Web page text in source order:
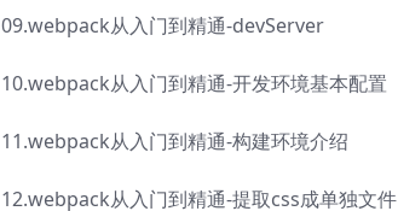
09.webpack从入门到精通-devServer
10.webpack从入门到精通-开发环境基本配置
11.webpack从入门到精通-构建环境介绍
12.webpack从入门到精通-提取css成单独文件